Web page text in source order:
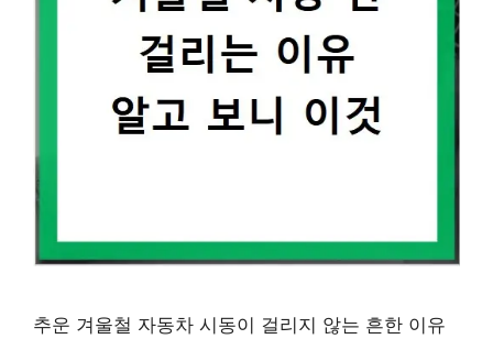
추운 겨울철 자동차 시동이 걸리지 않는 흔한 이유